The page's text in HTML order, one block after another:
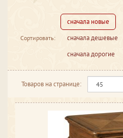
Сортировать:
сначала новые
сначала дешевые
сначала дорогие
Товаров на странице: